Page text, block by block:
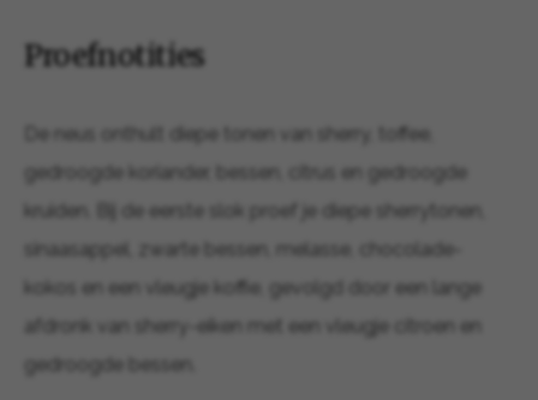
Proefnotities
De neus onthult diepe tonen van sherry, toffee,
gedroogde koriander, bessen, citrus en gedroogde
kruiden. Bij de eerste slok proef je diepe sherrytonen,
sinaasappel, zwarte bessen, melasse, chocolade-
kokos en een vleugje koffie, gevolgd door een lange
afdronk van sherry-eiken met een vleugje citroen en
gedroogde bessen.